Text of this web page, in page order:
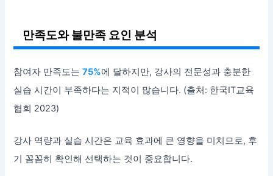
만족도와 불만족 요인 분석
참여자 만족도는75%에 달하지만, 강사의 전문성과 충분한
실습 시간이 부족하다는 지적이 많습니다. (출처: 한국IT교육
협회 2023)
강사 역량과 실습 시간은 교육 효과에 큰 영향을 미치므로, 후
기 꼼꼼히 확인해 선택하는 것이 중요합니다.